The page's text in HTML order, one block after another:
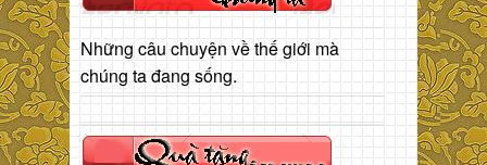
Những câu chuyện về thế giới mà
chúng ta đang sống.